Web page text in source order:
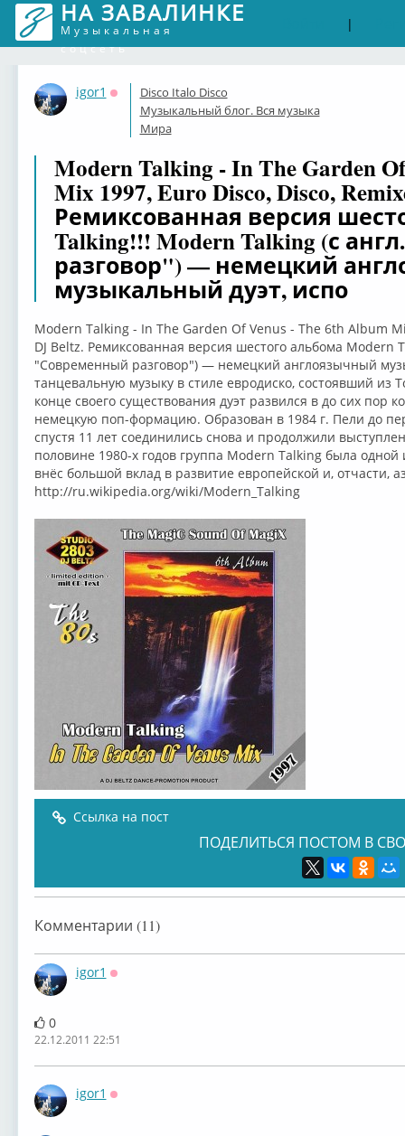
НА ЗАВАЛИНКЕ
Музыкальная
соцсеть
|
igor1
Оффлайн
Disco Italo Disco
Музыкальный блог. Вся музыка
Мира
Modern Talking - In The Garden
Mix 1997, Euro Disco, Disco,
Ремиксованная версия
Talking!!! Modern Talking (с
разговор") — немецкий
музыкальный дуэт, испо
Modern Talking - In The Garden Of Venus - The 6th Album
DJ Beltz. Ремиксованная версия шестого альбома Modern
"Современный разговор") — немецкий англоязычный
танцевальную музыку в стиле евродиско, состоявший из
конце своего существования дуэт развился в до сих пор
немецкую поп-формацию. Образован в 1984 г. Пели до
спустя 11 лет соединились снова и продолжили
половине 1980-х годов группа Modern Talking была
внёс большой вклад в развитие европейской и, отчасти,
http://ru.wikipedia.org/wiki/Modern_Talking
Ссылка на пост
ПОДЕЛИТЬСЯ ПОСТОМ В
Комментарии (11)
igor1
0
22.12.2011 22:51
igor1